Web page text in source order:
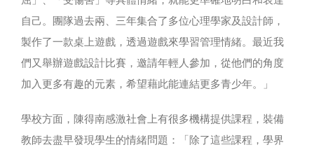
自己。團隊過去兩、三年集合了多位心理學家及設計師，
製作了一款桌上遊戲，透過遊戲來學習管理情緒。最近我
們又舉辦遊戲設計比賽，邀請年輕人參加，從他們的角度
加入更多有趣的元素，希望藉此能連結更多青少年。」
學校方面，陳得南感激社會上有很多機構提供課程，裝備
教師去盡早發現學生的情緒問題：「除了這些課程，學界